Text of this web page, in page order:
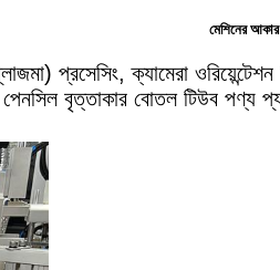
মেশিনের আকার
প্রসেসিং, ক্যামেরা ওরিয়েন্টেশন
বৃত্তাকার বোতল টিউব পণ্য